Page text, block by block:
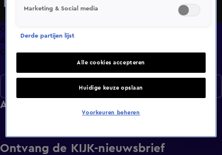
Ze halen herinneringen op aan hoogte- en dieptepunten,
lachen om gênante momenten en delen hun plannen voor
de toekomst buiten de loods.
Overzicht
Afleveringen
Clips
Afleveringen
Ontvang de KIJK-nieuwsbrief
Marketing & Social media
Derde partijen lijst
Alle cookies accepteren
Huidige keuze opslaan
Voorkeuren beheren